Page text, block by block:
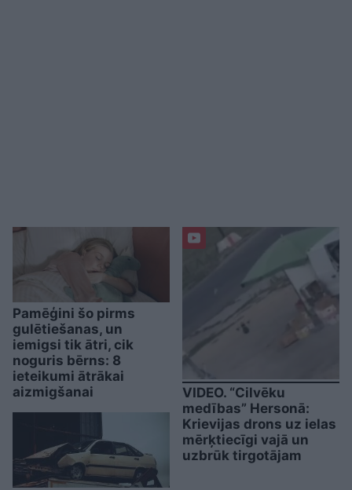
Pamēģini šo pirms
gulētiešanas, un
iemigsi tik ātri, cik
noguris bērns: 8
ieteikumi ātrākai
aizmigšanai
VIDEO. “Cilvēku
medības” Hersonā:
Krievijas drons uz ielas
mērķtiecīgi vajā un
uzbrūk tirgotājam